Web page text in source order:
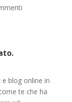
blog online in
te che ha